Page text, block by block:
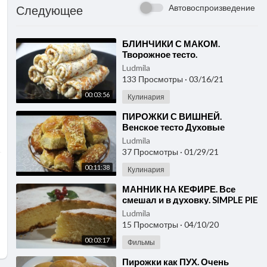
Следующее Автовоспроизведение
00:03:56
⁣БЛИНЧИКИ С МАКОМ.
Творожное тесто.
Ludmila
133 Просмотры · 03/16/21
Кулинария
00:11:38
⁣ПИРОЖКИ С ВИШНЕЙ.
Венское тесто Духовые
пирожки с вишней
Ludmila
37 Просмотры · 01/29/21
Кулинария
00:03:17
⁣МАННИК НА КЕФИРЕ. Все
смешал и в духовку. SIMPLE PIE
recipe
Ludmila
15 Просмотры · 04/10/20
Фильмы
⁣Пирожки как ПУХ. Очень